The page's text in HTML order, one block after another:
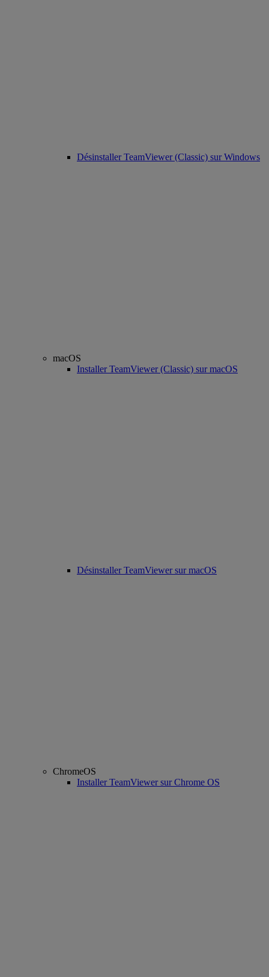
Désinstaller TeamViewer (Classic) sur Windows
macOS
Installer TeamViewer (Classic) sur macOS
Désinstaller TeamViewer sur macOS
ChromeOS
Installer TeamViewer sur Chrome OS